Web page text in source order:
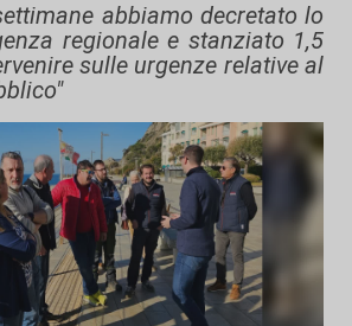
abbiamo decretato lo
regionale e stanziato 1,5
sulle urgenze relative al